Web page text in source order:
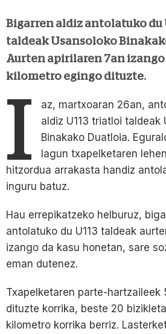
Bigarren aldiz antolatuko du
taldeak Usansoloko
Aurten apirilaren 7an izango
kilometro egingo dituzte.
I
az, martxoaran 26an,
aldiz U113 triatloi taldeak
Binakako Duatloia.
lagun txapelketaren
hitzordua arrakasta handiz
inguru batuz.
Hau errepikatzeko helburuz,
antolatuko du U113 taldeak
izango da kasu honetan, sare
eman dutenez.
Txapelketaren parte-hartzaileek
dituzte korrika, beste 20
kilometro korrika berriz.